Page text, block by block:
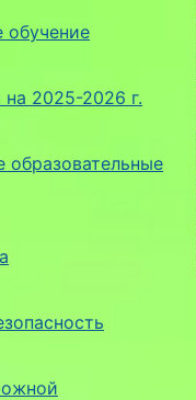
обучение
2025-2026 г.
образовательные